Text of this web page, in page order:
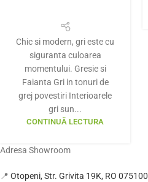
Chic si modern, gri este cu
siguranta culoarea
momentului. Gresie si
Faianta Gri in tonuri de
grej povestiri Interioarele
gri sun...
CONTINUĂ LECTURA
Adresa Showroom
📍 Otopeni, Str. Grivita 19K, RO 075100